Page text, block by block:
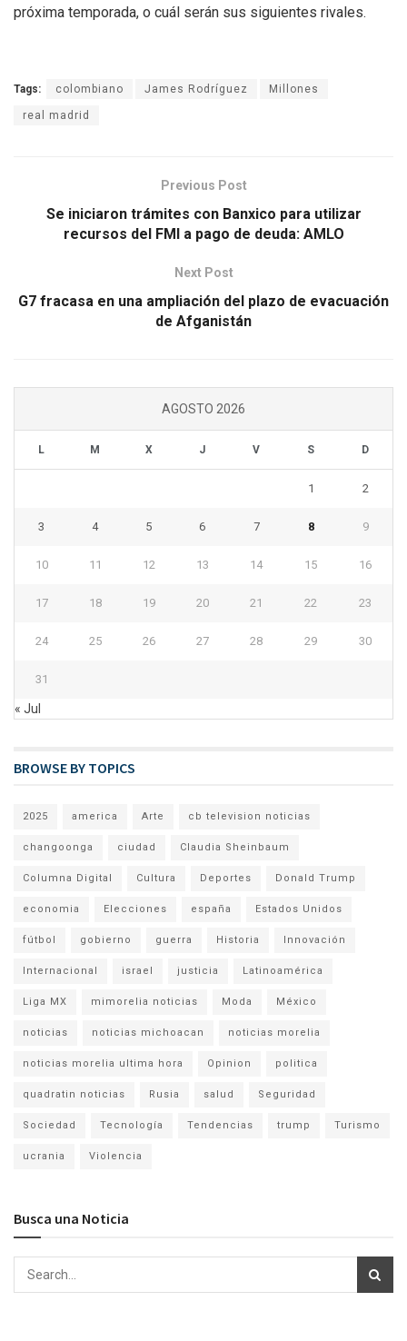
próxima temporada, o cuál serán sus siguientes rivales.
Tags: colombiano James Rodríguez Millones
real madrid
Previous Post
Se iniciaron trámites con Banxico para utilizar
recursos del FMI a pago de deuda: AMLO
Next Post
G7 fracasa en una ampliación del plazo de evacuación
de Afganistán
AGOSTO 2026
L M X J V S D
1 2
3 4 5 6 7 8 9
10 11 12 13 14 15 16
17 18 19 20 21 22 23
24 25 26 27 28 29 30
31
« Jul
BROWSE BY TOPICS
2025 america Arte cb television noticias
changoonga ciudad Claudia Sheinbaum
Columna Digital Cultura Deportes Donald Trump
economia Elecciones españa Estados Unidos
fútbol gobierno guerra Historia Innovación
Internacional israel justicia Latinoamérica
Liga MX mimorelia noticias Moda México
noticias noticias michoacan noticias morelia
noticias morelia ultima hora Opinion politica
quadratin noticias Rusia salud Seguridad
Sociedad Tecnología Tendencias trump Turismo
ucrania Violencia
Busca una Noticia